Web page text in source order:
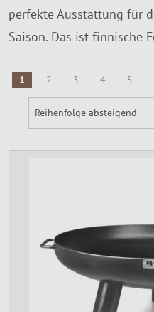
perfekte Ausstattung für
Saison. Das ist finnische
1 2 3 4 5